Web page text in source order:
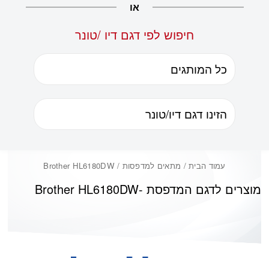
או
חיפוש לפי דגם דיו /טונר
עמוד הבית/ מתאים למדפסות / Brother HL6180DW
Brother HL6180DWמוצרים לדגם המדפסת -